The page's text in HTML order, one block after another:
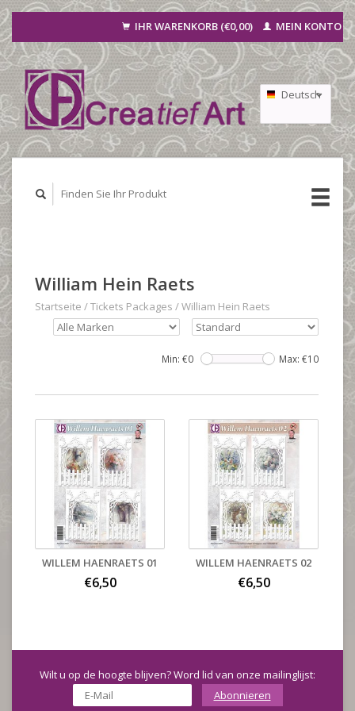
IHR WARENKORB (€0,00) MEIN KONTO
Deutsch
Nederlands
William Hein Raets
Startseite /Tickets Packages /William Hein Raets
Min: €0 Max: €10
WILLEM HAENRAETS 01
€6,50
WILLEM HAENRAETS 02
€6,50
Wilt u op de hoogte blijven? Word lid van onze mailinglijst:
Abonnieren